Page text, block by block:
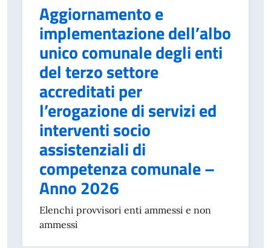
Aggiornamento e
implementazione dell’albo
unico comunale degli enti
del terzo settore
accreditati per
l’erogazione di servizi ed
interventi socio
assistenziali di
competenza comunale –
Anno 2026
Elenchi provvisori enti ammessi e non
ammessi